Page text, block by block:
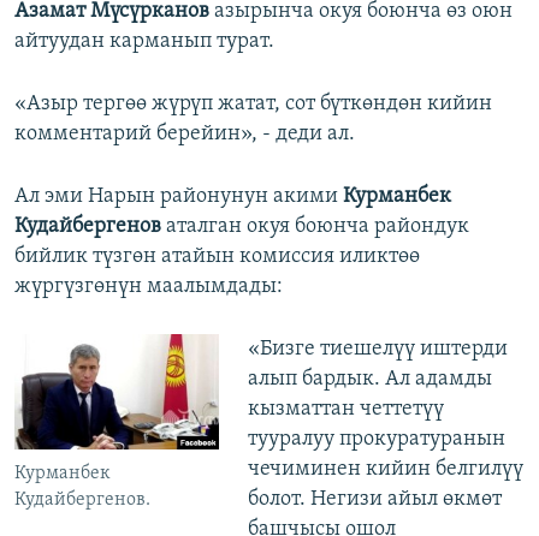
Азамат Мүсүрканов азырынча окуя боюнча өз оюн
айтуудан карманып турат.
«Азыр тергөө жүрүп жатат, сот бүткөндөн кийин
комментарий берейин», - деди ал.
Ал эми Нарын районунун акими Курманбек
Кудайбергенов аталган окуя боюнча райондук
бийлик түзгөн атайын комиссия иликтөө
жүргүзгөнүн маалымдады:
Курманбек
Кудайбергенов.
«Бизге тиешелүү иштерди
алып бардык. Ал адамды
кызматтан четтетүү
тууралуу прокуратуранын
чечиминен кийин белгилүү
болот. Негизи айыл өкмөт
башчысы ошол